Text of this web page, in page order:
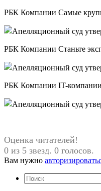
РБК Компании Самые
РБК Компании Станьте
РБК Компании IT-компании
Оценка читателей!
0 из 5 звезд. 0 голосов.
Вам нужно